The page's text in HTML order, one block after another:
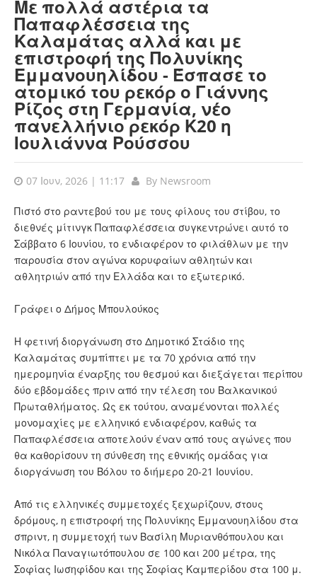
Με πολλά αστέρια τα
Παπαφλέσσεια της
Καλαμάτας αλλά και με
επιστροφή της Πολυνίκης
Εμμανουηλίδου - Έσπασε το
ατομικό του ρεκόρ ο Γιάννης
Ρίζος στη Γερμανία, νέο
πανελλήνιο ρεκόρ Κ20 η
Ιουλιάννα Ρούσσου
07 Ιουν, 2026 | 11:17 By Newsroom
Πιστό στο ραντεβού του με τους φίλους του στίβου, το
διεθνές μίτινγκ Παπαφλέσσεια συγκεντρώνει αυτό το
Σάββατο 6 Ιουνίου, το ενδιαφέρον το φιλάθλων με την
παρουσία στον αγώνα κορυφαίων αθλητών και
αθλητριών από την Ελλάδα και το εξωτερικό.
Γράφει ο Δήμος Μπουλούκος
Η φετινή διοργάνωση στο Δημοτικό Στάδιο της
Καλαμάτας συμπίπτει με τα 70 χρόνια από την
ημερομηνία έναρξης του θεσμού και διεξάγεται περίπου
δύο εβδομάδες πριν από την τέλεση του Βαλκανικού
Πρωταθλήματος. Ως εκ τούτου, αναμένονται πολλές
μονομαχίες με ελληνικό ενδιαφέρον, καθώς τα
Παπαφλέσσεια αποτελούν έναν από τους αγώνες που
θα καθορίσουν τη σύνθεση της εθνικής ομάδας για
διοργάνωση του Βόλου το διήμερο 20-21 Ιουνίου.
Από τις ελληνικές συμμετοχές ξεχωρίζουν, στους
δρόμους, η επιστροφή της Πολυνίκης Εμμανουηλίδου στα
σπριντ, η συμμετοχή των Βασίλη Μυριανθόπουλου και
Νικόλα Παναγιωτόπουλου σε 100 και 200 μέτρα, της
Σοφίας Ιωσηφίδου και της Σοφίας Καμπερίδου στα 100 μ.